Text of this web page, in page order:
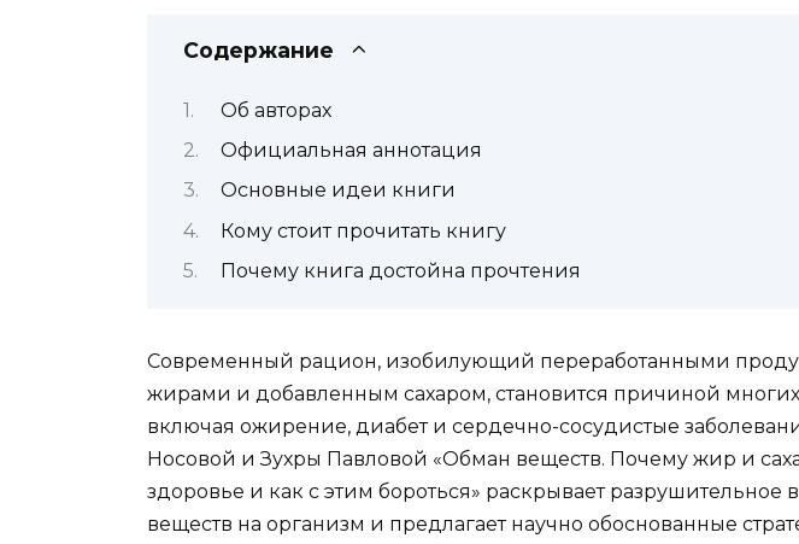
Содержание
Об авторах
Официальная аннотация
Основные идеи книги
Кому стоит прочитать книгу
Почему книга достойна прочтения
Современный рацион, изобилующий переработанными
жирами и добавленным сахаром, становится причиной
включая ожирение, диабет и сердечно-сосудистые
Носовой и Зухры Павловой «Обман веществ. Почему жир и
здоровье и как с этим бороться» раскрывает разрушительное
веществ на организм и предлагает научно обоснованные